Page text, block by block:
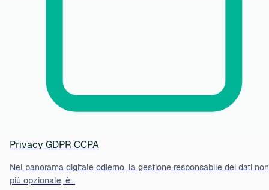
Privacy GDPR CCPA
Nel panorama digitale odierno, la gestione responsabile dei dati
più opzionale, è…